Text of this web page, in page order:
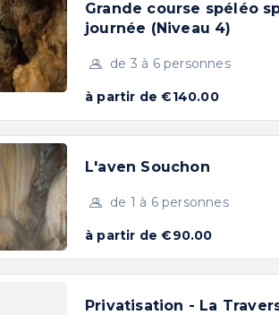
N’hésitez pas à
pour lever vos
est un
Ecrivez-
approche
sportive, des
Grande course spéléo
journée (Niveau 4)
de 3 à 6 personnes
à partir de €140.00
L'aven Souchon
de 1 à 6 personnes
à partir de €90.00
Privatisation - La